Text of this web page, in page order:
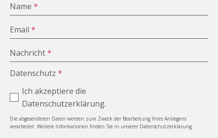
Name*
Email*
Nachricht*
Datenschutz*
Ich akzeptiere die
Datenschutzerklärung.
Die abgesendeten Daten werden zum Zweck der Bearbeitung Ihres Anliegens
verarbeitet. Weitere Informationen finden Sie in unserer Datenschutzerklärung.